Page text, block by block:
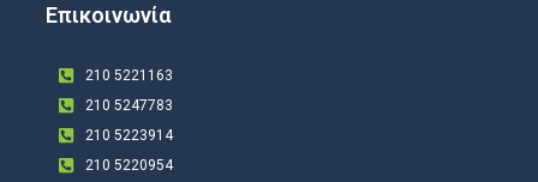
Επικοινωνία
210 5221163
210 5247783
210 5223914
210 5220954